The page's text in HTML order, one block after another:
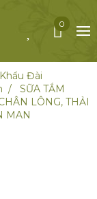
0
Đài
SỮA TẮM
LÔNG, THẢI
MAN